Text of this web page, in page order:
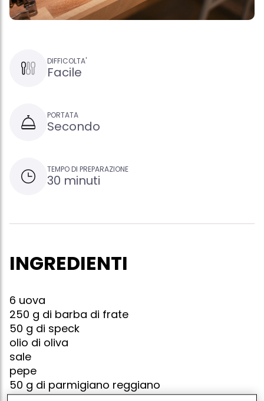
DIFFICOLTA'
Facile
PORTATA
Secondo
TEMPO DI PREPARAZIONE
30 minuti
INGREDIENTI
6 uova
250 g di barba di frate
50 g di speck
olio di oliva
sale
pepe
50 g di parmigiano reggiano